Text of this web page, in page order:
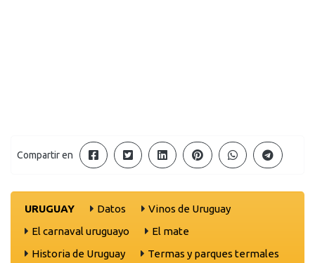
Compartir en
URUGUAY Datos
Vinos de Uruguay
El carnaval uruguayo
El mate
Historia de Uruguay
Termas y parques termales